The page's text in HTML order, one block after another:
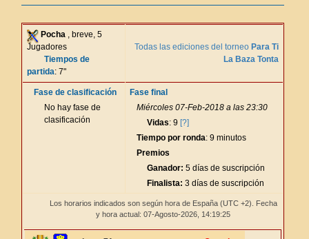
Pocha , breve, 5
Jugadores
Tiempos de
partida: 7"
Todas las ediciones del torneo Para Ti
La Baza Tonta
Fase de clasificación
No hay fase de
clasificación
Fase final
Miércoles 07-Feb-2018 a las 23:30
Vidas: 9 [?]
Tiempo por ronda: 9 minutos
Premios
Ganador: 5 días de suscripción
Finalista: 3 días de suscripción
Los horarios indicados son según hora de España (UTC +2). Fecha
y hora actual: 07-Agosto-2026, 14:19:25